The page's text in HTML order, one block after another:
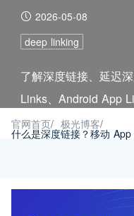
2026-05-08
deep linking
了解深度链接、延迟
Links、Android App
理、应用场景与接入方
官网首页/ 极光博客/
什么是深度链接？移动 App